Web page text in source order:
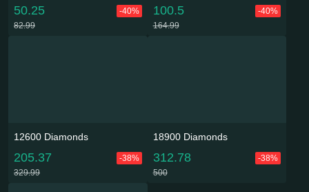
50.25
-40%
82.99
100.5
-40%
164.99
12600 Diamonds
205.37
-38%
329.99
18900 Diamonds
312.78
-38%
500